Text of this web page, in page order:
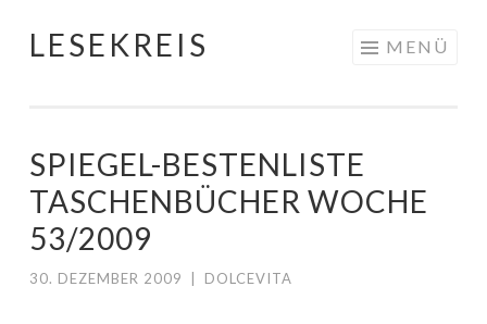
Springe
LESEKREIS MENÜ
SPIEGEL-BESTENLISTE
TASCHENBÜCHER WOCHE
53/2009
30. DEZEMBER 2009 DOLCEVITA